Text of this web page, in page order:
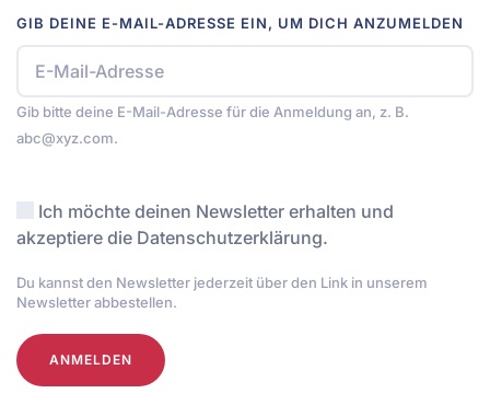
GIB DEINE E-MAIL-ADRESSE EIN, UM DICH ANZUMELDEN
Gib bitte deine E-Mail-Adresse für die Anmeldung an, z. B.
abc@xyz.com.
Ich möchte deinen Newsletter erhalten und
akzeptiere die Datenschutzerklärung.
Du kannst den Newsletter jederzeit über den Link in unserem
Newsletter abbestellen.
ANMELDEN